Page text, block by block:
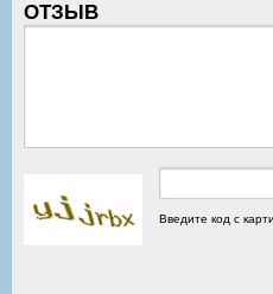
ОТЗЫВ
Введите код с